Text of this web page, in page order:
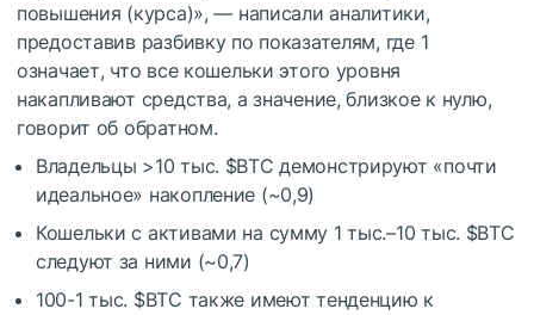
повышения (курса)», — написали аналитики,
предоставив разбивку по показателям, где 1
означает, что все кошельки этого уровня
накапливают средства, а значение, близкое к нулю,
говорит об обратном.
Владельцы >10 тыс. $BTC демонстрируют «почти
идеальное» накопление (~0,9)
Кошельки с активами на сумму 1 тыс.–10 тыс. $BTC
следуют за ними (~0,7)
100-1 тыс. $BTC также имеют тенденцию к